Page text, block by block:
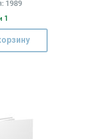
1989
1